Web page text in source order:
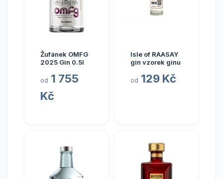
Žufánek OMFG
2025 Gin 0.5l
od 1 755
Kč
Isle of RAASAY
gin vzorek ginu
od 129 Kč